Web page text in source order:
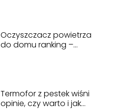
Oczyszczacz powietrza
do domu ranking –
Termofor z pestek wiśni
opinie, czy warto i jak